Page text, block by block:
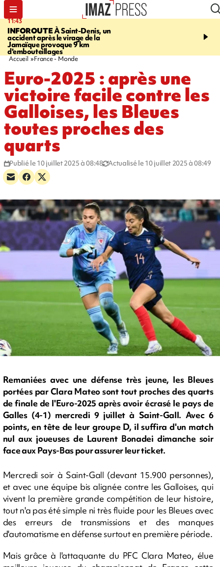
11:43
INFOROUTEÀ Saint-Denis, un
accident après le virage de la
Jamaïque provoque 9 km
d'embouteillages
16:35
gendarmes évacuent
Accueil France - Monde
Euro-2025 : après une
victoire facile contre les
Galloises, les Bleues
toutes proches des
quarts
Publié le 10 juillet 2025 à 08:48 Actualisé le 10 juillet 2025 à 08:49
Remaniées avec une défense très jeune, les Bleues
portées par Clara Mateo sont tout proches des quarts
de finale de l'Euro-2025 après avoir écrasé le pays de
Galles (4-1) mercredi 9 juillet à Saint-Gall. Avec 6
points, en tête de leur groupe D, il suffira d'un match
nul aux joueuses de Laurent Bonadei dimanche soir
face aux Pays-Bas pour assurer leur ticket.
Mercredi soir à Saint-Gall (devant 15.900 personnes),
et avec une équipe bis alignée contre les Galloises, qui
vivent la première grande compétition de leur histoire,
tout n'a pas été simple ni très fluide pour les Bleues avec
des erreurs de transmissions et des manques
d'automatisme en défense surtout en première période.
Mais grâce à l'attaquante du PFC Clara Mateo, élue